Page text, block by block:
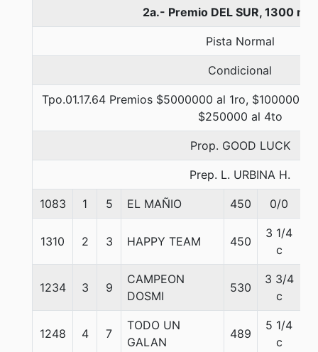
2a.- Premio DEL SUR, 1300
Pista Normal
Condicional
Tpo.01.17.64 Premios $5000000 al 1ro, $1000000
$250000 al 4to
Prop. GOOD LUCK
Prep. L. URBINA H.
1083 1 5 EL MAÑIO 450 0/0
1310 2 3 HAPPY TEAM 450
3 1/4
c
1234 3 9
CAMPEON
DOSMI
530
3 3/4
c
1248 4 7
TODO UN
GALAN
489
5 1/4
c